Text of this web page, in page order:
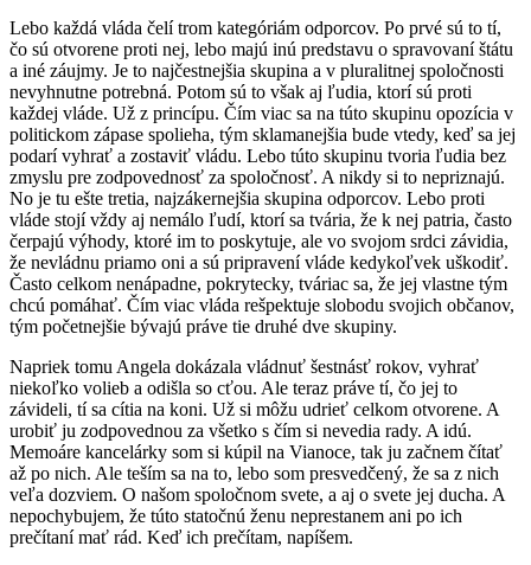
Lebo každá vláda čelí trom kategóriám odporcov. Po prvé sú to tí,
čo sú otvorene proti nej, lebo majú inú predstavu o spravovaní štátu
a iné záujmy. Je to najčestnejšia skupina a v pluralitnej spoločnosti
nevyhnutne potrebná. Potom sú to však aj ľudia, ktorí sú proti
každej vláde. Už z princípu. Čím viac sa na túto skupinu opozícia v
politickom zápase spolieha, tým sklamanejšia bude vtedy, keď sa jej
podarí vyhrať a zostaviť vládu. Lebo túto skupinu tvoria ľudia bez
zmyslu pre zodpovednosť za spoločnosť. A nikdy si to nepriznajú.
No je tu ešte tretia, najzákernejšia skupina odporcov. Lebo proti
vláde stojí vždy aj nemálo ľudí, ktorí sa tvária, že k nej patria, často
čerpajú výhody, ktoré im to poskytuje, ale vo svojom srdci závidia,
že nevládnu priamo oni a sú pripravení vláde kedykoľvek uškodiť.
Často celkom nenápadne, pokrytecky, tváriac sa, že jej vlastne tým
chcú pomáhať. Čím viac vláda rešpektuje slobodu svojich občanov,
tým početnejšie bývajú práve tie druhé dve skupiny.
Napriek tomu Angela dokázala vládnuť šestnásť rokov, vyhrať
niekoľko volieb a odišla so cťou. Ale teraz práve tí, čo jej to
závideli, tí sa cítia na koni. Už si môžu udrieť celkom otvorene. A
urobiť ju zodpovednou za všetko s čím si nevedia rady. A idú.
Memoáre kancelárky som si kúpil na Vianoce, tak ju začnem čítať
až po nich. Ale teším sa na to, lebo som presvedčený, že sa z nich
veľa dozviem. O našom spoločnom svete, a aj o svete jej ducha. A
nepochybujem, že túto statočnú ženu neprestanem ani po ich
prečítaní mať rád. Keď ich prečítam, napíšem.